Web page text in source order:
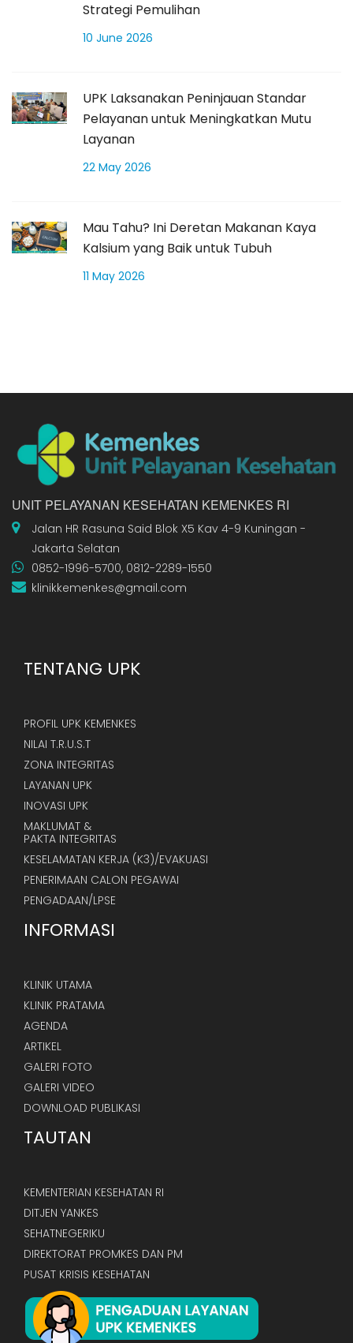
Strategi Pemulihan
10 June 2026
UPK Laksanakan Peninjauan Standar
Pelayanan untuk Meningkatkan Mutu
Layanan
22 May 2026
Mau Tahu? Ini Deretan Makanan Kaya
Kalsium yang Baik untuk Tubuh
11 May 2026
UNIT PELAYANAN KESEHATAN KEMENKES RI
Jalan HR Rasuna Said Blok X5 Kav 4-9 Kuningan -
Jakarta Selatan
0852-1996-5700, 0812-2289-1550
klinikkemenkes@gmail.com
TENTANG UPK
PROFIL UPK KEMENKES
NILAI T.R.U.S.T
ZONA INTEGRITAS
LAYANAN UPK
INOVASI UPK
MAKLUMAT &
PAKTA INTEGRITAS
KESELAMATAN KERJA (K3)/EVAKUASI
PENERIMAAN CALON PEGAWAI
PENGADAAN/LPSE
INFORMASI
KLINIK UTAMA
KLINIK PRATAMA
AGENDA
ARTIKEL
GALERI FOTO
GALERI VIDEO
DOWNLOAD PUBLIKASI
TAUTAN
KEMENTERIAN KESEHATAN RI
DITJEN YANKES
SEHATNEGERIKU
DIREKTORAT PROMKES DAN PM
PUSAT KRISIS KESEHATAN